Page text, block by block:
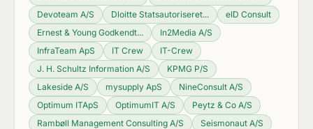
Devoteam A/S
Dloitte Statsautoriseret...
eID Consult
Ernest & Young Godkendt...
In2Media A/S
InfraTeam ApS
IT Crew
IT-Crew
J. H. Schultz Information A/S
KPMG P/S
Lakeside A/S
mysupply ApS
NineConsult A/S
Optimum ITApS
OptimumIT A/S
Peytz & Co A/S
Rambøll Management Consulting A/S
Seismonaut A/S